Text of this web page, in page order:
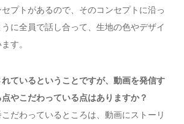
プトがあるので、そのコンセプトに沿っ
に全員で話し合って、生地の色やデザイ
す。
ているということですが、動画を発信す
やこだわっている点はありますか？
だわっているところは、動画にストーリ